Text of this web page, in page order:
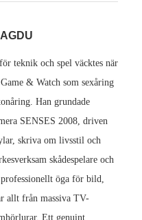
teknik och spel väcktes när
& Watch som sexåring
Han grundade
SENSES 2008, driven
skriva om livsstil och
skådespelare och
öga för bild,
allt från massiva TV-
Ett genuint